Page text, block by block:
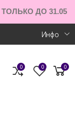
ДО 31.05
Инфо
0 0 0